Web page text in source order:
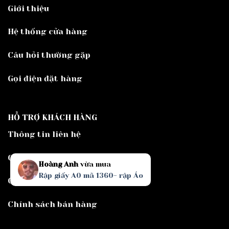
Giới thiệu
Hệ thống cửa hàng
Câu hỏi thường gặp
Gọi điện đặt hàng
HỖ TRỢ KHÁCH HÀNG
Thông tin liên hệ
Chính sách giao hàng
Chính sách đổi hàng
Chính sách bán hàng
Hoàng Anh vừa mua
Rập giấy A0 mã 1360- rập Áo